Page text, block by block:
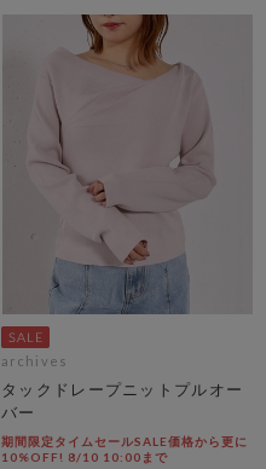
archives
タックドレープニットプルオー
バー
期間限定タイムセールSALE価格から更に
10%OFF! 8/10 10:00まで